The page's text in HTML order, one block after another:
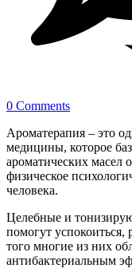
0 Comments
Ароматерапия – это
медицины, которое
ароматических масел
физическое
человека.
Целебные и
помогут успокоиться,
того многие из них
антибактериальным